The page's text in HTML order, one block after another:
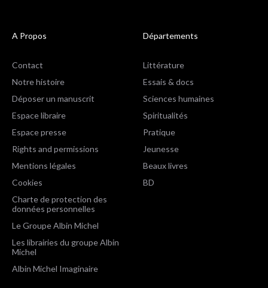
A Propos
Contact
Notre histoire
Déposer un manuscrit
Espace libraire
Espace presse
Rights and permissions
Mentions légales
Cookies
Charte de protection des
données personnelles
Le Groupe Albin Michel
Les librairies du groupe Albin
Michel
Albin Michel Imaginaire
Départements
Littérature
Essais & docs
Sciences humaines
Spiritualités
Pratique
Jeunesse
Beaux livres
BD